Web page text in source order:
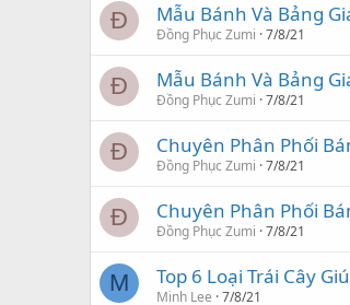
Đ Mẫu Bánh Và Bảng
Đồng Phục Zumi 7/8/21
Đ Mẫu Bánh Và Bảng
Đồng Phục Zumi 7/8/21
Đ Chuyên Phân Phối
Đồng Phục Zumi 7/8/21
Đ Chuyên Phân Phối
Đồng Phục Zumi 7/8/21
M Top 6 Loại Trái Cây
Minh Lee 7/8/21